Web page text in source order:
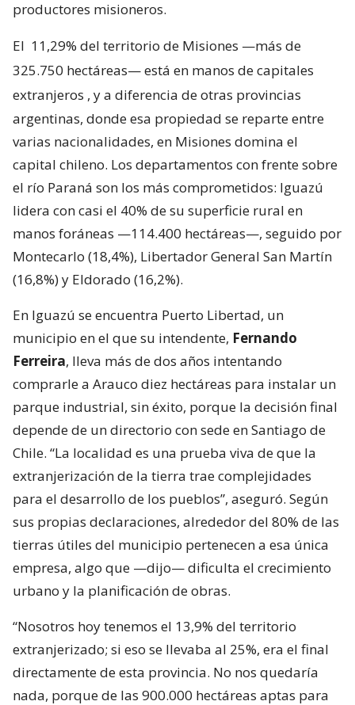
productores misioneros.
El 11,29% del territorio de Misiones —más de
325.750 hectáreas— está en manos de capitales
extranjeros , y a diferencia de otras provincias
argentinas, donde esa propiedad se reparte entre
varias nacionalidades, en Misiones domina el
capital chileno. Los departamentos con frente sobre
el río Paraná son los más comprometidos: Iguazú
lidera con casi el 40% de su superficie rural en
manos foráneas —114.400 hectáreas—, seguido por
Montecarlo (18,4%), Libertador General San Martín
(16,8%) y Eldorado (16,2%).
En Iguazú se encuentra Puerto Libertad, un
municipio en el que su intendente, Fernando
Ferreira, lleva más de dos años intentando
comprarle a Arauco diez hectáreas para instalar un
parque industrial, sin éxito, porque la decisión final
depende de un directorio con sede en Santiago de
Chile. “La localidad es una prueba viva de que la
extranjerización de la tierra trae complejidades
para el desarrollo de los pueblos”, aseguró. Según
sus propias declaraciones, alrededor del 80% de las
tierras útiles del municipio pertenecen a esa única
empresa, algo que —dijo— dificulta el crecimiento
urbano y la planificación de obras.
“Nosotros hoy tenemos el 13,9% del territorio
extranjerizado; si eso se llevaba al 25%, era el final
directamente de esta provincia. No nos quedaría
nada, porque de las 900.000 hectáreas aptas para